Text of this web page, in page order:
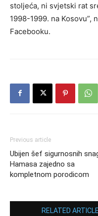
stoljeća, ni svjetski rat
1998-1999. na Kosovu”,
Facebooku.
Previous article
Ubijen šef sigurnosnih
Hamasa zajedno sa
kompletnom porodicom
RELATED